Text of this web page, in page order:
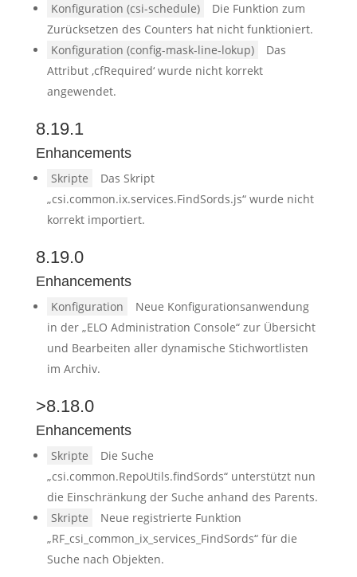
Konfiguration (csi-schedule)
Die Funktion zum
Zurücksetzen des Counters hat nicht funktioniert.
Konfiguration (config-mask-line-lokup)
Das
Attribut ‚cfRequired‘ wurde nicht korrekt
angewendet.
8.19.1
Enhancements
Skripte
Das Skript
„csi.common.ix.services.FindSords.js“ wurde nicht
korrekt importiert.
8.19.0
Enhancements
Konfiguration
Neue Konfigurationsanwendung
in der „ELO Administration Console“ zur Übersicht
und Bearbeiten aller dynamische Stichwortlisten
im Archiv.
>8.18.0
Enhancements
Skripte
Die Suche
„csi.common.RepoUtils.findSords“ unterstützt nun
die Einschränkung der Suche anhand des Parents.
Skripte
Neue registrierte Funktion
„RF_csi_common_ix_services_FindSords“ für die
Suche nach Objekten.